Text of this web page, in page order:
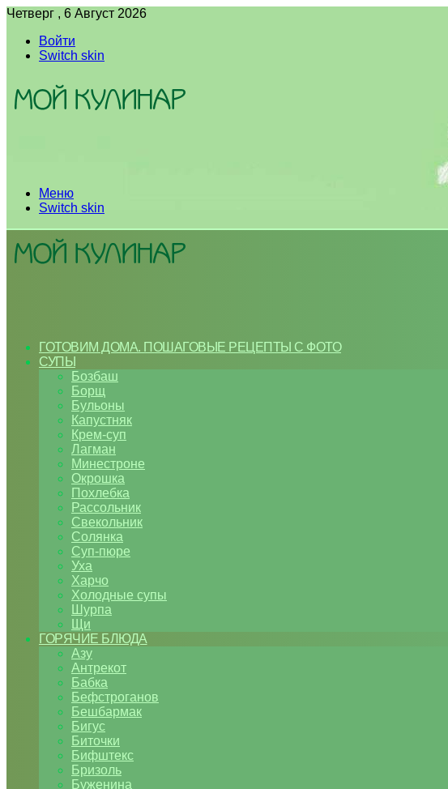
Четверг , 6 Август 2026
Войти
Switch skin
Меню
Switch skin
ГОТОВИМ ДОМА. ПОШАГОВЫЕ РЕЦЕПТЫ С ФОТО
СУПЫ
Бозбаш
Борщ
Бульоны
Капустняк
Крем-суп
Лагман
Минестроне
Окрошка
Похлебка
Рассольник
Свекольник
Солянка
Суп-пюре
Уха
Харчо
Холодные супы
Шурпа
Щи
ГОРЯЧИЕ БЛЮДА
Азу
Антрекот
Бабка
Бефстроганов
Бешбармак
Бигус
Биточки
Бифштекс
Бризоль
Буженина